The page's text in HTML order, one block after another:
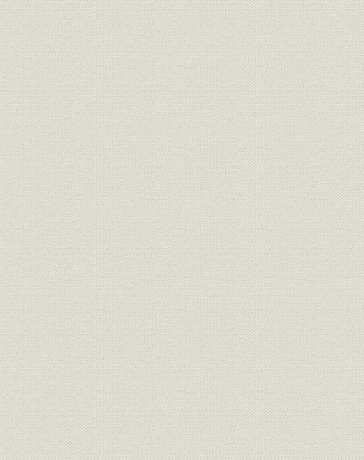
第3節 三井物産船舶部の飛躍
第6章 戦時統制下の海運
第1節 日本商船隊の崩壊
第2節 船舶運営会の活動
第3節 戦時下の大阪商船
第4節 三井船舶株式会社の独立
第7章 占領下の海運業
第1節 占領政策と海運管理
第2節 占領政策と大阪商船・三井船舶
第3節 海運管理下の大阪商船・三井船舶
第8章 海運業の復興
第1節 激動の海運復興
第2節 大阪商船の国際海運界復帰
第3節 三井船舶の積極政策